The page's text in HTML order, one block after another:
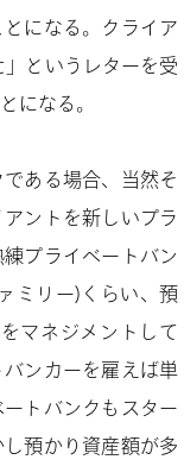
になる。クライア
というレターを受
になる。
ある場合、当然そ
ントを新しいプラ
プライベートバン
ミリー)くらい、預
マネジメントして
ンカーを雇えば単
トバンクもスター
預かり資産額が多